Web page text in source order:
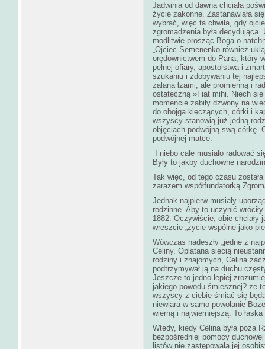
Jadwinia od dawna chciała
życie zakonne. Zastanawiała
wybrać, więc ta chwila, gdy
zgromadzenia była decydująca.
modlitwie prosząc Boga o
„Ojciec Semenenko również
orędownictwem do Pana, który
pełnej ofiary, apostolstwa i
szukaniu i zdobywaniu tej
zalaną łzami, ale promienną i
ostateczną »Fiat mihi. Niech
momencie zabiły dzwony na
do obojga klęczących, córki i
wszyscy stanowią już jedną
objęciach podwójną swą córkę.
podwójnej matce.
I niebo całe musiało radować
Były to jakby duchowne
Tak więc, od tego czasu
zarazem współfundatorką
Jednak najpierw musiały
rodzinne. Aby to uczynić
1882. Oczywiście, obie
wreszcie „życie wspólne jako
Wówczas nadeszły „jedne z
Celiny. Oplątana siecią
rodziny i znajomych, Celina
podtrzymywał ją na duchu
Jeszcze to jedno lepiej
jakiego powodu śmiesznej? że
wszyscy z ciebie śmiać się
niewiara w samo powołanie
wierną i najwierniejszą. To
Wtedy, kiedy Celina była poza
bezpośredniej pomocy
listów nie zastępowała jej